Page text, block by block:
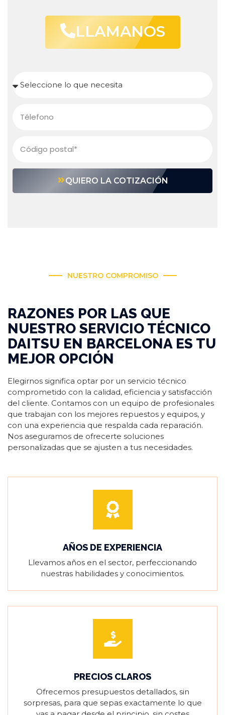
LLAMANOS
QUIERO LA COTIZACIÓN
NUESTRO COMPROMISO
RAZONES POR LAS QUE
NUESTRO SERVICIO TÉCNICO
DAITSU EN BARCELONA ES TU
MEJOR OPCIÓN
Elegirnos significa optar por un servicio técnico
comprometido con la calidad, eficiencia y satisfacción
del cliente. Contamos con un equipo de profesionales
que trabajan con los mejores repuestos y equipos, y
con una experiencia que respalda cada reparación.
Nos aseguramos de ofrecerte soluciones
personalizadas que se ajusten a tus necesidades.
AÑOS DE EXPERIENCIA
Llevamos años en el sector, perfeccionando
nuestras habilidades y conocimientos.
PRECIOS CLAROS
Ofrecemos presupuestos detallados, sin
sorpresas, para que sepas exactamente lo que